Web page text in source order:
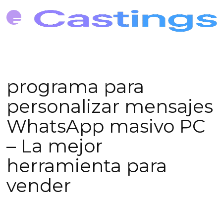
programa para
personalizar mensajes
WhatsApp masivo PC
– La mejor
herramienta para
vender